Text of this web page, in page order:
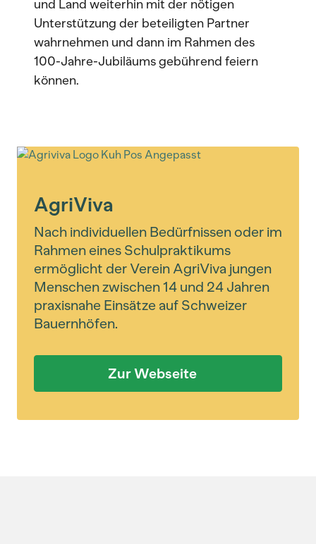
und Land weiterhin mit der nötigen
Unterstützung der beteiligten Partner
wahrnehmen und dann im Rahmen des
100-Jahre-Jubiläums gebührend feiern
können.
AgriViva
Nach individuellen Bedürfnissen oder im
Rahmen eines Schulpraktikums
ermöglicht der Verein AgriViva jungen
Menschen zwischen 14 und 24 Jahren
praxisnahe Einsätze auf Schweizer
Bauernhöfen.
Zur Webseite